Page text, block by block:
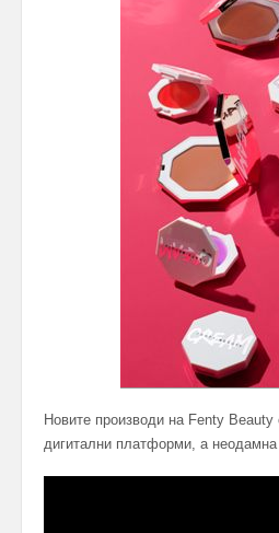
Новите производи на Fenty
дигитални платформи, а неодамна